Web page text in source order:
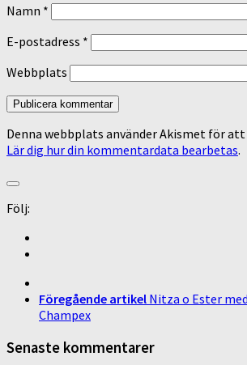
Namn *
E-postadress *
Webbplats
Denna webbplats använder Akismet för
Lär dig hur din kommentardata bearbetas.
Följ:
Föregående artikel Nitza o Ester
Champex
Senaste kommentarer